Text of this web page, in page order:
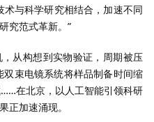
与科学研究相结合，加速不同
究范式革新。”
从构想到实物验证，周期被压
双束电镜系统将样品制备时间缩
在北京，以人工智能引领科研
正加速涌现。